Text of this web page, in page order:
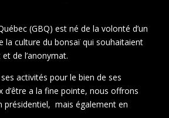
(GBQ) est né de la volonté d’un
la culture du bonsaï qui souhaitaient
de l’anonymat.
activités pour le bien de ses
d’être a la fine pointe, nous offrons
présidentiel, mais également en